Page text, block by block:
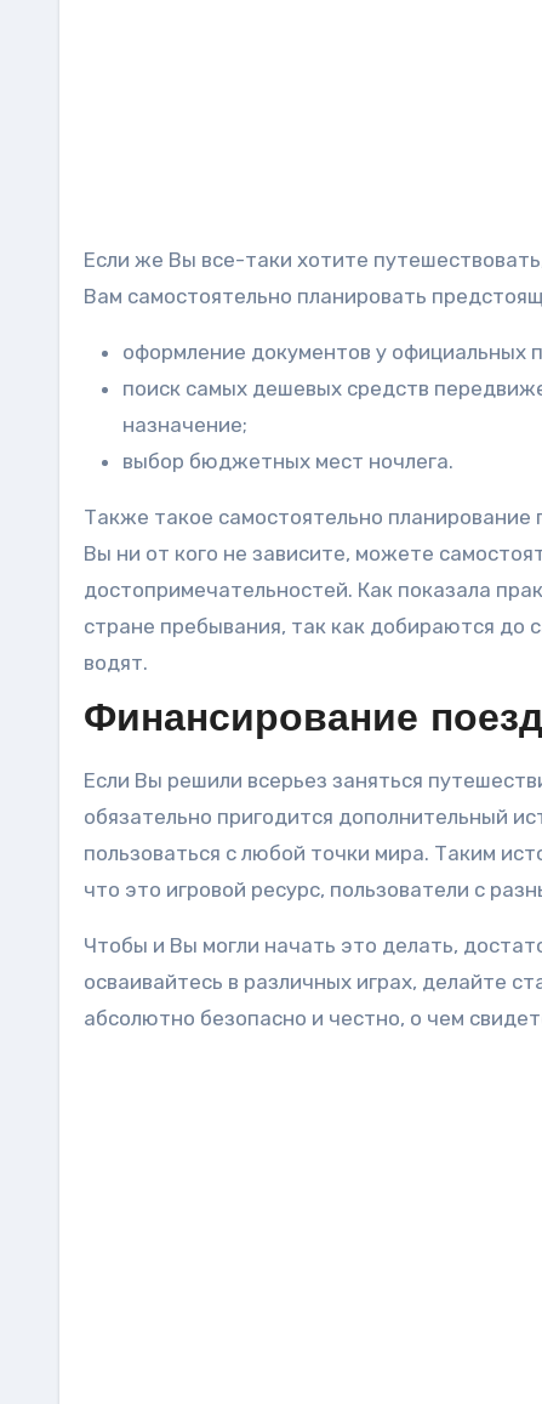
Если же Вы все-таки хотите
Вам самостоятельно планировать
оформление документов у официальных
поиск самых дешевых средств
назначение;
выбор бюджетных мест ночлега.
Также такое самостоятельно
Вы ни от кого не зависите, можете
достопримечательностей. Как показала
стране пребывания, так как добираются до
водят.
Финансирование
Если Вы решили всерьез заняться
обязательно пригодится дополнительный
пользоваться с любой точки мира. Таким
что это игровой ресурс, пользователи с
Чтобы и Вы могли начать это делать,
осваивайтесь в различных играх, делайте
абсолютно безопасно и честно, о чем